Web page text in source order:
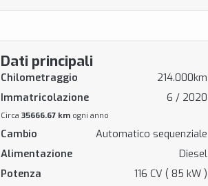
Dati principali
Chilometraggio
214.000km
Immatricolazione
6 / 2020
Circa 35666.67 kmogni anno
Cambio
Automatico sequenziale
Alimentazione
Diesel
Potenza
116 CV ( 85 kW )